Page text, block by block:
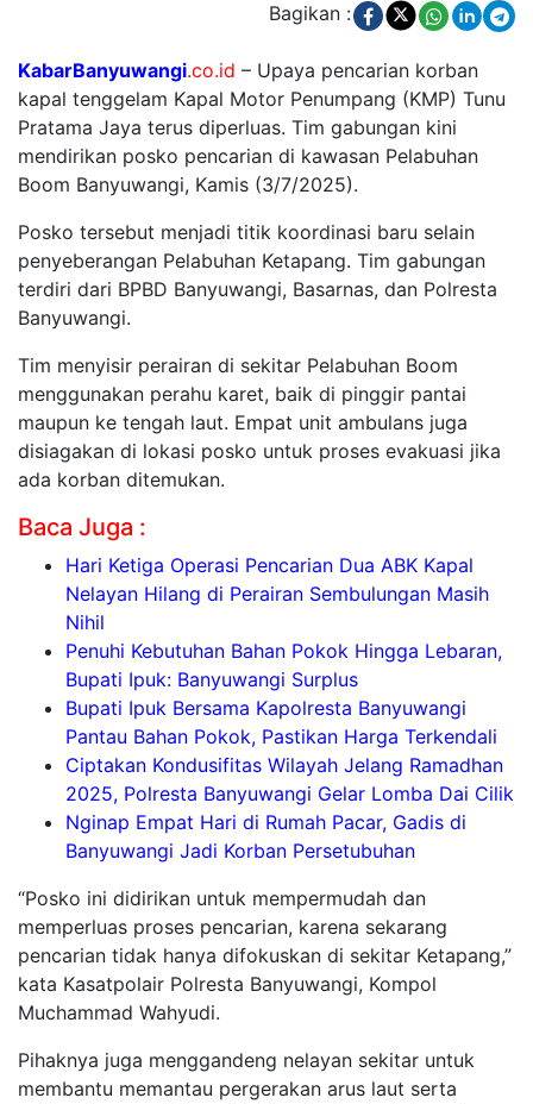
Bagikan :
KabarBanyuwangi.co.id – Upaya pencarian korban
kapal tenggelam Kapal Motor Penumpang (KMP) Tunu
Pratama Jaya terus diperluas. Tim gabungan kini
mendirikan posko pencarian di kawasan Pelabuhan
Boom Banyuwangi, Kamis (3/7/2025).
Posko tersebut menjadi titik koordinasi baru selain
penyeberangan Pelabuhan Ketapang. Tim gabungan
terdiri dari BPBD Banyuwangi, Basarnas, dan Polresta
Banyuwangi.
Tim menyisir perairan di sekitar Pelabuhan Boom
menggunakan perahu karet, baik di pinggir pantai
maupun ke tengah laut. Empat unit ambulans juga
disiagakan di lokasi posko untuk proses evakuasi jika
ada korban ditemukan.
Baca Juga :
Hari Ketiga Operasi Pencarian Dua ABK Kapal
Nelayan Hilang di Perairan Sembulungan Masih
Nihil
Penuhi Kebutuhan Bahan Pokok Hingga Lebaran,
Bupati Ipuk: Banyuwangi Surplus
Bupati Ipuk Bersama Kapolresta Banyuwangi
Pantau Bahan Pokok, Pastikan Harga Terkendali
Ciptakan Kondusifitas Wilayah Jelang Ramadhan
2025, Polresta Banyuwangi Gelar Lomba Dai Cilik
Nginap Empat Hari di Rumah Pacar, Gadis di
Banyuwangi Jadi Korban Persetubuhan
“Posko ini didirikan untuk mempermudah dan
memperluas proses pencarian, karena sekarang
pencarian tidak hanya difokuskan di sekitar Ketapang,”
kata Kasatpolair Polresta Banyuwangi, Kompol
Muchammad Wahyudi.
Pihaknya juga menggandeng nelayan sekitar untuk
membantu memantau pergerakan arus laut serta